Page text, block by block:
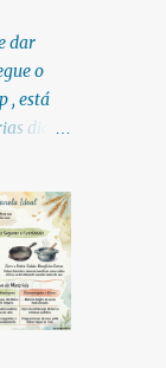
dar
o
, está
dicas,
0